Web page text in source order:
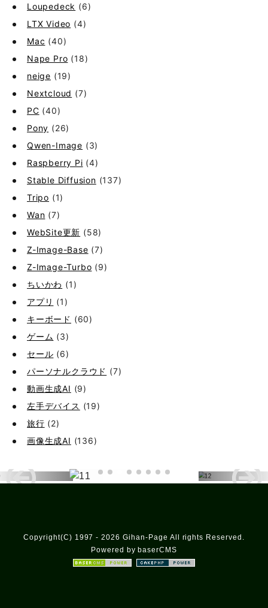
Loupedeck (6)
LTX Video (4)
Mac (40)
Nape Pro (18)
neige (19)
Nextcloud (7)
PC (40)
Pony (26)
Qwen-Image (3)
Raspberry Pi (4)
Stable Diffusion (137)
Tripo (1)
Wan (7)
WebSite更新 (58)
Z-Image-Base (7)
Z-Image-Turbo (9)
ちいかわ (1)
アプリ (1)
キーボード (60)
ゲーム (3)
セール (6)
パーソナルクラウド (7)
動画生成AI (9)
左手デバイス (19)
旅行 (2)
画像生成AI (136)
Copyright(C) 1997 - 2026 Gihan-Page All rights Reserved.
Powered by baserCMS